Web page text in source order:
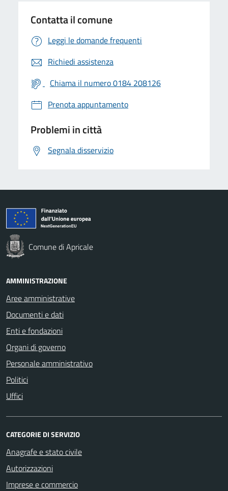
Contatta il comune
Leggi le domande frequenti
Richiedi assistenza
Chiama il numero 0184 208126
Prenota appuntamento
Problemi in città
Segnala disservizio
Comune di Apricale
AMMINISTRAZIONE
Aree amministrative
Documenti e dati
Enti e fondazioni
Organi di governo
Personale amministrativo
Politici
Uffici
CATEGORIE DI SERVIZIO
Anagrafe e stato civile
Autorizzazioni
Imprese e commercio